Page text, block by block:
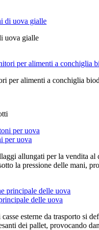
uova gialle
per alimenti a conchiglia
per uova
allungati per la vendita al
la pressione delle mani,
delle uova
esterne da trasporto si
dei pallet, provocando